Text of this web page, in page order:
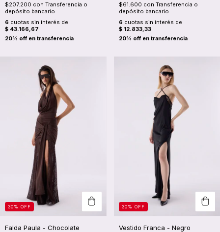
$207.200 con Transferencia o
depósito bancario
6 cuotas sin interés de
$ 43.166,67
$61.600 con Transferencia o
depósito bancario
6 cuotas sin interés de
$ 12.833,33
30% OFF
Falda Paula - Chocolate
30% OFF
Vestido Franca - Negro